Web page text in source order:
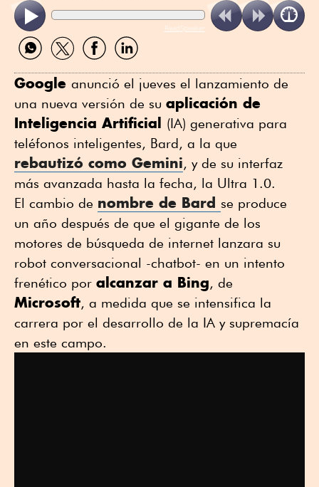
ReadSpeaker
Compartir
por
Compartir
por
Compartir
por
Compartir
por
Google anunció el jueves el lanzamiento de
una nueva versión de su aplicación de
Inteligencia Artificial (IA) generativa para
teléfonos inteligentes, Bard, a la que
rebautizó como Gemini, y de su interfaz
más avanzada hasta la fecha, la Ultra 1.0.
El cambio de nombre de Bard se produce
un año después de que el gigante de los
motores de búsqueda de internet lanzara su
robot conversacional -chatbot- en un intento
frenético por alcanzar a Bing, de
Microsoft, a medida que se intensifica la
carrera por el desarrollo de la IA y supremacía
en este campo.